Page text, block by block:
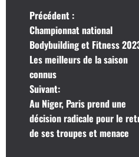
N
a
v
i
g
a
Précédent :
Championnat national
Bodybuilding et Fitness
Les meilleurs de la saison
connus
Suivant:
Au Niger, Paris prend une
décision radicale pour le
de ses troupes et menace